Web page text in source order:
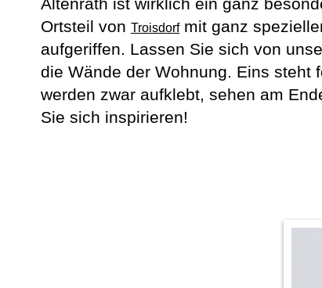
Ortsteil von Troisdorfmit ganz
aufgeriffen. Lassen Sie sich von
die Wände der Wohnung. Eins steht
werden zwar aufklebt, sehen am
Sie sich inspirieren!